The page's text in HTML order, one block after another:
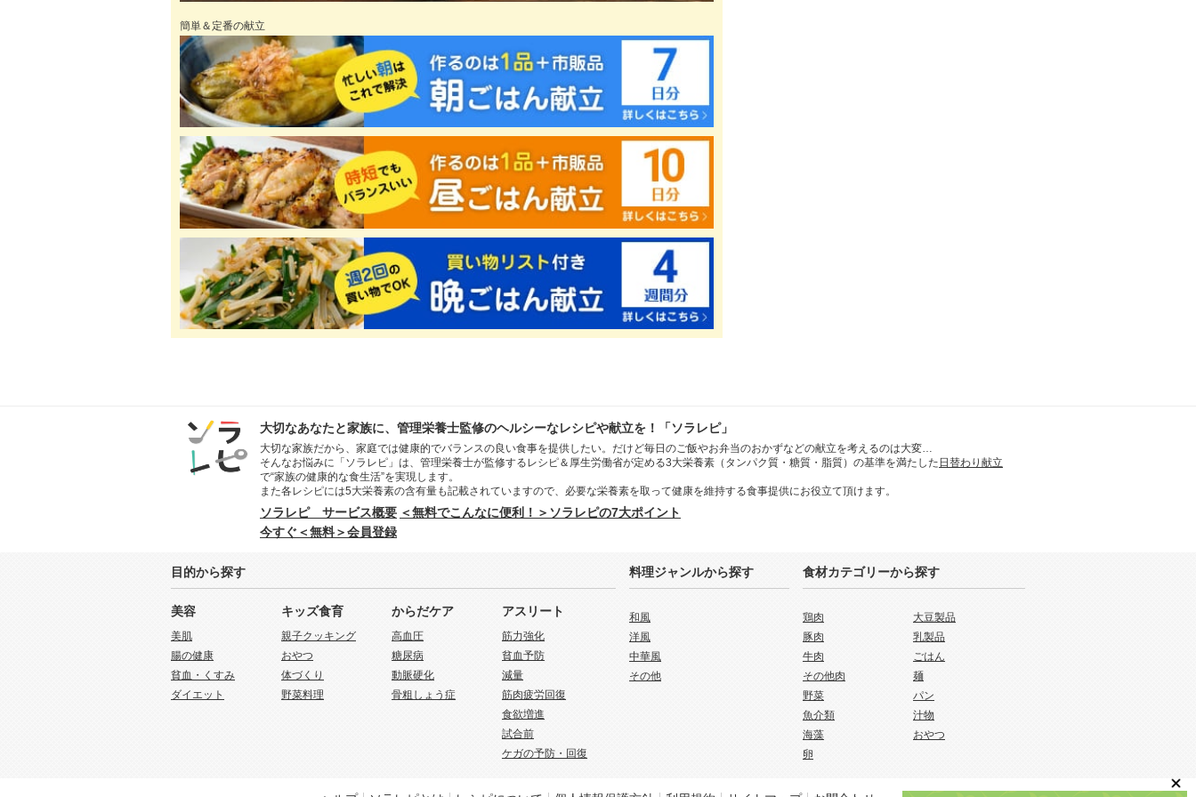
簡単＆定番の献立
大切なあなたと家族に、管理栄養士監修のヘルシーなレシピや献立を！「ソラレピ」
大切な家族だから、家庭では健康的でバランスの良い食事を提供したい。だけど毎日のご飯やお弁当のおかずなどの献立を考えるのは大変…
そんなお悩みに「ソラレピ」は、管理栄養士が監修するレシピ＆厚生労働省が定める3大栄養素（タンパク質・糖質・脂質）の基準を満たした 日替わり献立
で“家族の健康的な食生活”を実現します。
また各レシピには5大栄養素の含有量も記載されていますので、必要な栄養素を取って健康を維持する食事提供にお役立て頂けます。
ソラレピ サービス概要 ＜無料でこんなに便利！＞ソラレピの7大ポイント
今すぐ＜無料＞会員登録
目的から探す
美容
美肌
腸の健康
貧血・くすみ
ダイエット
キッズ食育
親子クッキング
おやつ
体づくり
野菜料理
からだケア
高血圧
糖尿病
動脈硬化
骨粗しょう症
アスリート
筋力強化
貧血予防
減量
筋肉疲労回復
食欲増進
試合前
ケガの予防・回復
料理ジャンルから探す
和風
洋風
中華風
その他
食材カテゴリーから探す
鶏肉
豚肉
牛肉
その他肉
野菜
魚介類
海藻
卵
大豆製品
乳製品
ごはん
麺
パン
汁物
おやつ